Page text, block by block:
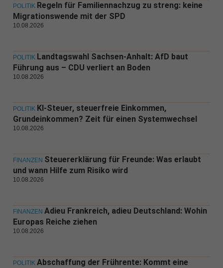
POLITIK Regeln für Familiennachzug zu streng: keine
Migrationswende mit der SPD
10.08.2026
POLITIK Landtagswahl Sachsen-Anhalt: AfD baut
Führung aus – CDU verliert an Boden
10.08.2026
POLITIK KI-Steuer, steuerfreie Einkommen,
Grundeinkommen? Zeit für einen Systemwechsel
10.08.2026
FINANZEN Steuererklärung für Freunde: Was erlaubt
und wann Hilfe zum Risiko wird
10.08.2026
FINANZEN Adieu Frankreich, adieu Deutschland: Wohin
Europas Reiche ziehen
10.08.2026
POLITIK Abschaffung der Frührente: Kommt eine